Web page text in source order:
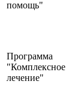
помощь"
Программа
"Комплексное
лечение"